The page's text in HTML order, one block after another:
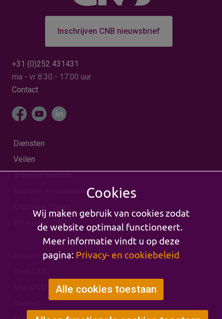
Inschrijven CNB nieuwsbrief
+31 (0)252 431431
ma - vr 8.30 - 17.00 uur
Contact
Diensten
Veilen
Beurzen en evenementen
CNB New Plants
Werken bij CNB
Cookies
Wij maken gebruik van cookies zodat
de website optimaal functioneert.
Meer informatie vindt u op deze
pagina: Privacy- en cookiebeleid
Alle cookies toestaan